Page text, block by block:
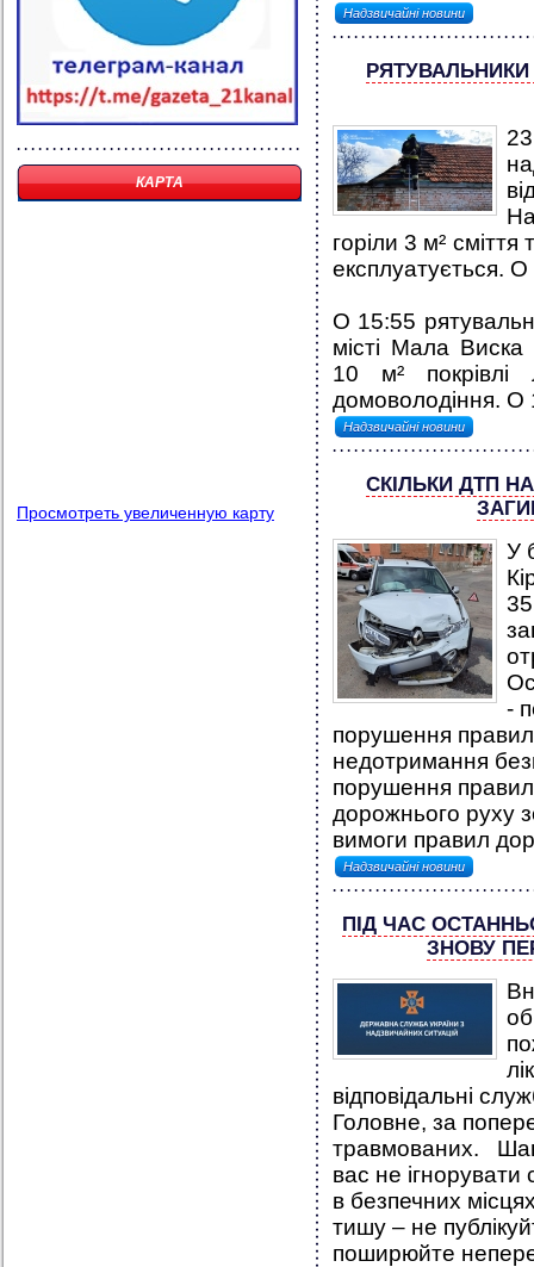
КАРТА
Просмотреть увеличенную карту
Надзвичайні новини
горіли 3 м² сміття
експлуатується. О
О 15:55
місті Мала Виска
10 м² покрівлі
домоволодіння. О
Надзвичайні новини
СКІЛЬКИ ДТП
У
-
порушення правил
недотримання
порушення
дорожнього руху
вимоги правил
Надзвичайні новини
ПІД ЧАС
ЗНОВУ
відповідальні
Головне, за
травмованих.
вас не ігнорувати
в безпечних
тишу – не
поширюйте